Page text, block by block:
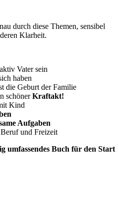
durch diese Themen, sensibel
Klarheit.
Vater sein
haben
die Geburt der Familie
schönerKraftakt!
Kind
Aufgaben
und Freizeit
umfassendes Buch für den Start